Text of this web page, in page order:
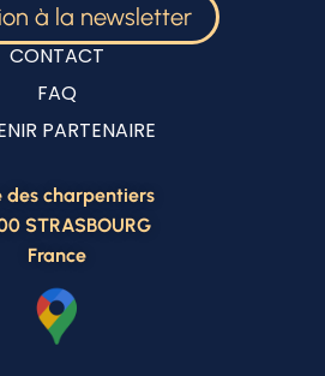
à la newsletter
CONTACT
FAQ
PARTENAIRE
des charpentiers
STRASBOURG
France